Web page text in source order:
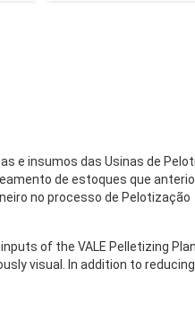
e insumos das Usinas de
de estoques que
no processo de Pelotização
of the VALE Pelletizing
visual. In addition to